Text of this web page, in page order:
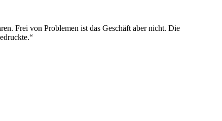
Frei von Problemen ist das Geschäft aber nicht. Die